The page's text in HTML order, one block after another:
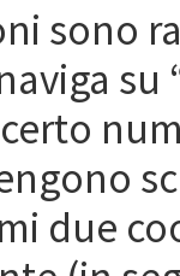
sono
su
due